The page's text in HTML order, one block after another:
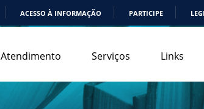
ACESSO À INFORMAÇÃO PARTICIPE
Atendimento Serviços Links